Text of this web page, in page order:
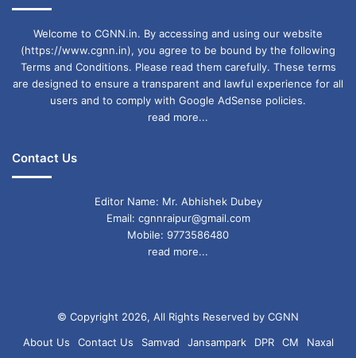
Welcome to CGNN.in. By accessing and using our website
(https://www.cgnn.in), you agree to be bound by the following
Terms and Conditions. Please read them carefully. These terms
are designed to ensure a transparent and lawful experience for all
users and to comply with Google AdSense policies.
read more...
Contact Us
Editor Name: Mr. Abhishek Dubey
Email: cgnnraipur@gmail.com
Mobile: 9773586480
read more...
© Copyright 2026, All Rights Reserved by CGNN
About Us
Contact Us Samvad Jansampark DPR CM Naxal